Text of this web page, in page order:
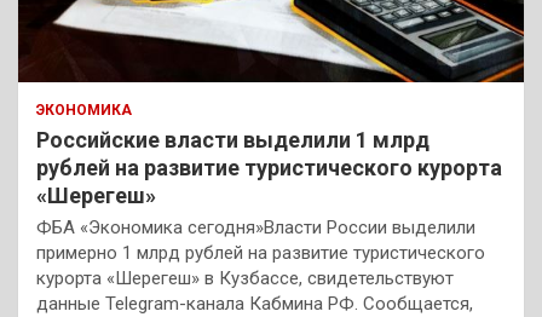
ЭКОНОМИКА
Российские власти выделили 1 млрд
рублей на развитие туристического курорта
«Шерегеш»
ФБА «Экономика сегодня»Власти России выделили
примерно 1 млрд рублей на развитие туристического
курорта «Шерегеш» в Кузбассе, свидетельствуют
данные Telegram-канала Кабмина РФ. Сообщается,